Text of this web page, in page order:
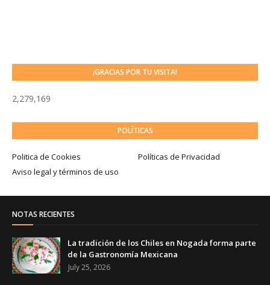
¡GRACIAS POR TU VISITA!
2,279,169
POLÍTICAS
Politica de Cookies
Políticas de Privacidad
Aviso legal y términos de uso
NOTAS RECIENTES
La tradición de los Chiles en Nogada forma parte
de la Gastronomía Mexicana
July 25, 2026